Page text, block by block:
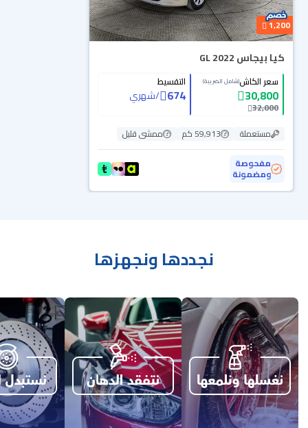
1,200
كيا بيجاس GL 2022
سعر الكاش(شامل الضريبة)
30,800
32,000
التقسيط
674
/شهري
مستعملة 59,913 كم
ممشى قليل
مفحوصة
ومضمونة
نجددها ونجهزها